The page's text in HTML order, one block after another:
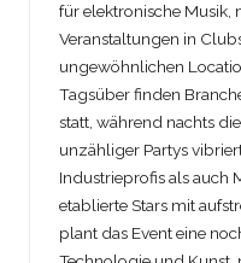
für elektronische Musik,
Veranstaltungen in
ungewöhnlichen
Tagsüber finden
statt, während nachts
unzähliger Partys
Industrieprofis als auch
etablierte Stars mit
plant das Event eine